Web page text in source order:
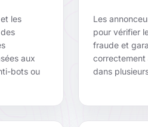
les
aux
bots ou
Les
pour vérifier
fraude et
correctement
dans